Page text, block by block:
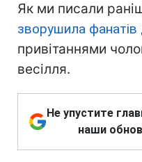
Як ми писали
зворушила фанатів
привітаннями
весілля.
Не упустите
наши